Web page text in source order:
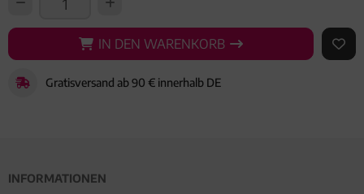
IN DEN WARENKORB
IN DEN WARENKORB AUF
Gratisversand ab 90 € innerhalb DE
INFORMATIONEN